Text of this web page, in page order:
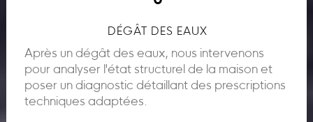
DÉGÂT DES EAUX
Après un dégât des eaux, nous intervenons
pour analyser l'état structurel de la maison et
poser un diagnostic détaillant des prescriptions
techniques adaptées.